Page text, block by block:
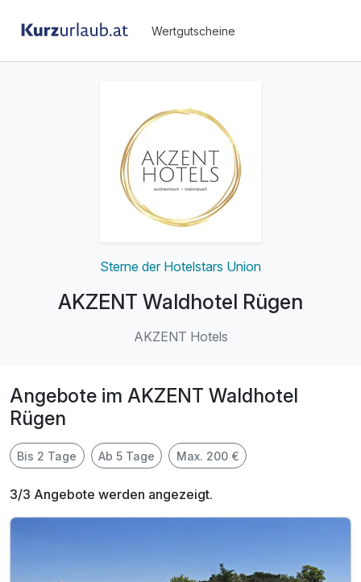
Wertgutscheine
Sterne der Hotelstars Union
AKZENT Waldhotel Rügen
AKZENT Hotels
Angebote im AKZENT Waldhotel
Rügen
Bis 2 Tage Ab 5 Tage Max. 200 €
3/3 Angebote werden angezeigt.